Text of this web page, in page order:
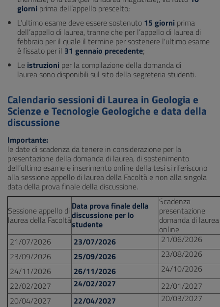
giorni prima dell’appello prescelto;
L’ultimo esame deve essere sostenuto 15 giorni prima
dell’appello di laurea, tranne che per l’appello di laurea di
febbraio per il quale il termine per sostenere l'ultimo esame
è fissato per il 31 gennaio precedente;
Le istruzioni per la compilazione della domanda di
laurea sono disponibili sul sito della segreteria studenti.
Calendario sessioni di Laurea in Geologia e
Scienze e Tecnologie Geologiche e data della
discussione
Importante:
le date di scadenza da tenere in considerazione per la
presentazione della domanda di laurea, di sostenimento
dell’ultimo esame e inserimento online della tesi si riferiscono
alla sessione appello di laurea della Facoltà e non alla singola
data della prova finale della discussione.
Sessione appello di
laurea della Facoltà
Data prova finale della
discussione per lo
studente
Scadenza
presentazione
domanda di laurea
online
21/07/2026
23/07/2026
21/06/2026
23/09/2026
25/09/2026
23/08/2026
24/11/2026
26/11/2026
24/10/2026
22/02/2027
24/02/2027
22/01/2027
20/04/2027
22/04/2027 20/03/2027